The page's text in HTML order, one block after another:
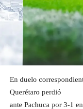
En duelo
Querétaro perdió
ante Pachuca por 3-1